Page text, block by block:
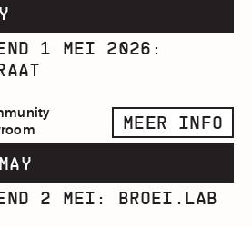
1 MEI 2026:
MEER INFO
2 MEI: BROEI.LAB